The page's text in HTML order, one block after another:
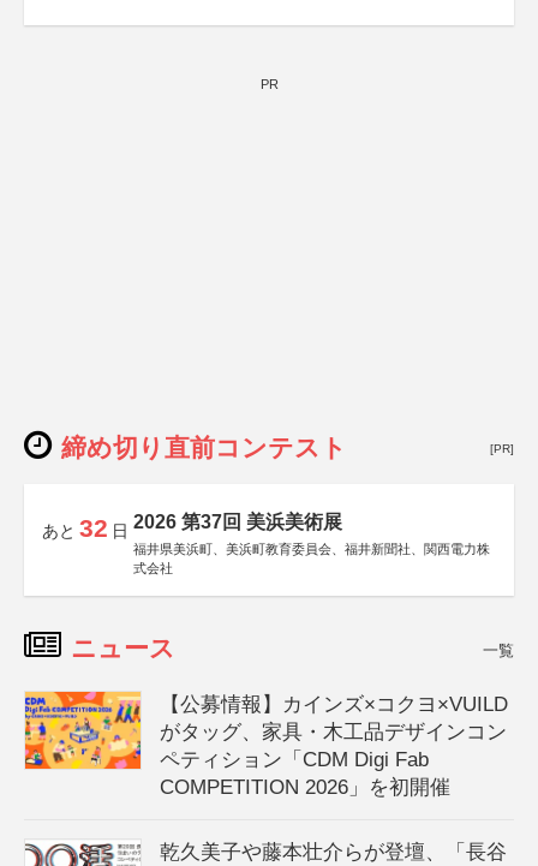
PR
締め切り直前コンテスト [PR]
あと 32 日 2026 第37回 美浜美術展
福井県美浜町、美浜町教育委員会、福井新聞社、関西電力株
式会社
ニュース 一覧
【公募情報】カインズ×コクヨ×VUILD
がタッグ、家具・木工品デザインコン
ペティション「CDM Digi Fab
COMPETITION 2026」を初開催
乾久美子や藤本壮介らが登壇、「長谷